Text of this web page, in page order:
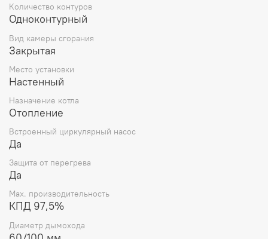
Количество контуров
Одноконтурный
Вид камеры сгорания
Закрытая
Место установки
Настенный
Назначение котла
Отопление
Встроенный циркулярный насос
Да
Защита от перегрева
Да
Max. производительность
КПД 97,5%
Диаметр дымохода